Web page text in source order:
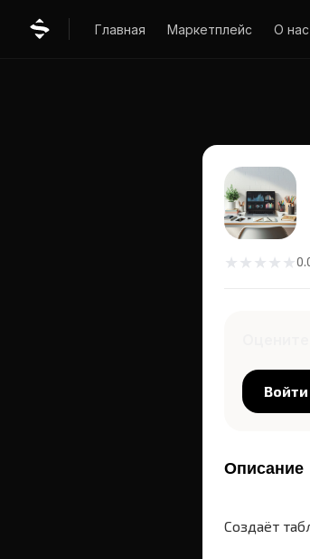
Главная Маркетплейс О нас
★ ★ ★ ★ ★
Войти
Описание
Создаёт